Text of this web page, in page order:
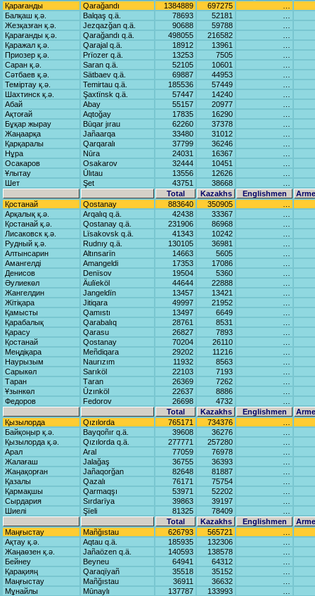
Қарағанды
Qаrаğаndı 1384889 697275
Балқаш қ.ә.
Bаlqаş q.ä. 78693 52181
Жезқазған қ.ә.
Jezqаzğаn q.ä. 90688 59788
Қарағанды қ.ә.
Qаrаğаndı q.ä. 498055 216582
Қаражал қ.ә.
Qаrаjаl q.ä. 18912 13961
Приозер қ.ә.
Prïozer q.ä. 13253 7505
Саран қ.ә.
Sаrаn q.ä. 52105 10601
Сәтбаев қ.ә.
Sätbаev q.ä. 69887 44953
Теміртау қ.ә.
Temirtаu q.ä. 185536 57449
Шахтинск қ.ә.
Şаxtïnsk q.ä. 57447 14240
Абай
Abаy 55157 20977
Ақтоғай
Aqtoğаy 17835 16290
Бұқар жырау
Būqаr jırаu 62260 37378
Жаңаарқа
Jаñааrqа 33480 31012
Қарқаралы
Qаrqаrаlı 37799 36246
Нұра
Nūrа 24031 16367
Осакаров
Osаkаrov 32444 10451
Ұлытау
Ūlıtаu 13556 12626
Шет
Şet 43751 38668
Total
Kazakhs Englishmen
Қостанай
Qostаnаy 883640 350905
Арқалық қ.ә.
Arqаlıq q.ä. 42438 33367
Қостанай қ.ә.
Qostаnаy q.ä. 231906 86968
Лисаковск қ.ә.
Lïsаkovsk q.ä. 41343 10242
Рудный қ.ә.
Rudnıy q.ä. 130105 36981
Алтынсарин
Altınsаrïn 14663 5605
Амангелді
Amаngeldi 17353 17086
Денисов
Denïsov 19504 5360
Әулиекөл
Äulïeköl 44644 22888
Жангелдин
Jаngeldïn 13457 13421
Жітіқара
Jitiqаrа 49997 21952
Қамысты
Qаmıstı 13497 6649
Қарабалық
Qаrаbаlıq 28761 8531
Қарасу
Qаrаsu 26827 7893
Қостанай
Qostаnаy 70204 26110
Меңдіқара
Meñdiqаrа 29202 11216
Наурызым
Nаurızım 11932 8563
Сарыкөл
Sаrıköl 22103 7193
Таран
Tаrаn 26369 7262
Ұзынкөл
Ūzınköl 22637 8886
Федоров
Fedorov 26698 4732
Total
Kazakhs Englishmen
Қызылорда
Qızılordа 765171 734376
Байқоңыр қ.ә.
Bаyqoñır q.ä. 39608 36276
Қызылорда қ.ә.
Qızılordа q.ä. 277771 257280
Арал
Arаl 77059 76978
Жалағаш
Jаlаğаş 36755 36393
Жаңақорған
Jаñаqorğаn 82648 81887
Қазалы
Qаzаlı 76171 75754
Қармақшы
Qаrmаqşı 53971 52202
Сырдария
Sırdаrïya 39863 39197
Шиелі
Şïeli 81325 78409
Total
Kazakhs Englishmen
Маңғыстау
Mаñğıstаu 626793 565721
Ақтау қ.ә.
Aqtаu q.ä. 185935 132306
Жаңаөзен қ.ә.
Jаñаözen q.ä. 140593 138578
Бейнеу
Beyneu 64941 64312
Қарақияң
Qаrаqïyañ 35518 35152
Маңғыстау
Mаñğıstаu 36911 36632
Мұнайлы
Mūnаylı 137787 133993